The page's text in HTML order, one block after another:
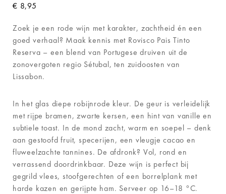
€ 8,95
Zoek je een rode wijn met karakter, zachtheid én een
goed verhaal? Maak kennis met Rovisco Pais Tinto
Reserva – een blend van Portugese druiven uit de
zonovergoten regio Sétubal, ten zuidoosten van
Lissabon.
In het glas diepe robijnrode kleur. De geur is verleidelijk
met rijpe bramen, zwarte kersen, een hint van vanille en
subtiele toast. In de mond zacht, warm en soepel – denk
aan gestoofd fruit, specerijen, een vleugje cacao en
fluweelzachte tannines. De afdronk? Vol, rond en
verrassend doordrinkbaar. Deze wijn is perfect bij
gegrild vlees, stoofgerechten of een borrelplank met
harde kazen en gerijpte ham. Serveer op 16–18 °C.